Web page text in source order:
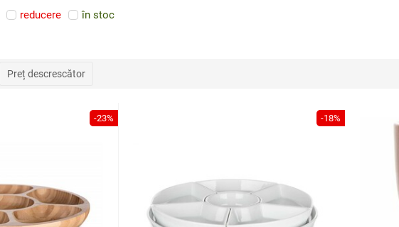
reducere în stoc
Preț descrescător
-23% -18%